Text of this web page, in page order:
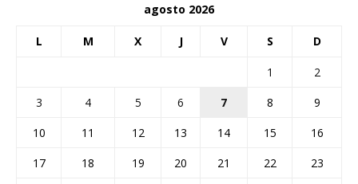
agosto 2026
L M X J V S D
1
2
3
4 5 6 7 8
9
10
11 12 13 14 15
16
17
18 19 20 21 22
23